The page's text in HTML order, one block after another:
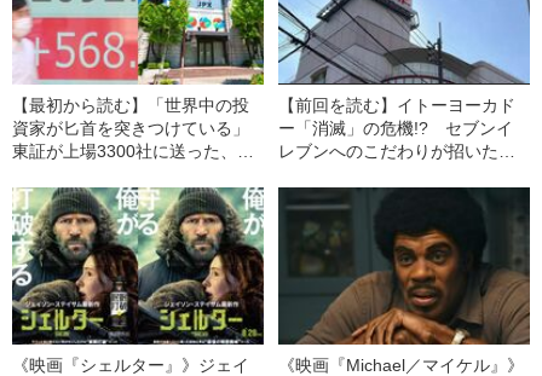
【最初から読む】「世界中の投
資家が匕首を突きつけている」
東証が上場3300社に送った、日
知文《日経平均33年ぶり3万
3000円“本当のカラクリ”》
【前回を読む】イトーヨーカド
ー「消滅」の危機!? セブンイ
レブンへのこだわりが招いた
ャパン・パッシング”の悪夢ふた
たび
《映画『シェルター』》ジェイ
《映画『Michael／マイケル』》